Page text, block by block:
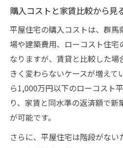
購入コストと家賃比較から見
平屋住宅の購入コストは、群馬
場や建築費用、ローコスト住宅
なりますが、賃貸と比較した
きく変わらないケースが増えて
ら1,000万円以下のローコスト
り、家賃と同水準の返済額で新
が可能です。
さらに、平屋住宅は階段がな